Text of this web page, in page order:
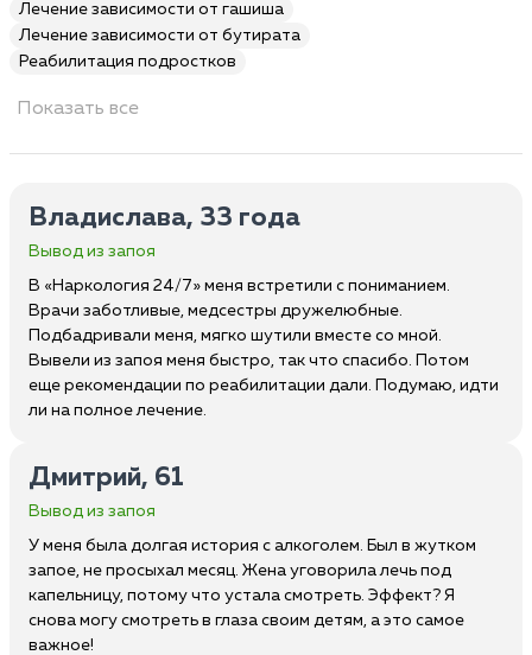
Лечение зависимости от гашиша
Лечение зависимости от бутирата
Реабилитация подростков
Показать все
Владислава, 33 года
Вывод из запоя
В «Наркология 24/7» меня встретили с пониманием.
Врачи заботливые, медсестры дружелюбные.
Подбадривали меня, мягко шутили вместе со мной.
Вывели из запоя меня быстро, так что спасибо. Потом
еще рекомендации по реабилитации дали. Подумаю, идти
ли на полное лечение.
Дмитрий, 61
Вывод из запоя
У меня была долгая история с алкоголем. Был в жутком
запое, не просыхал месяц. Жена уговорила лечь под
капельницу, потому что устала смотреть. Эффект? Я
снова могу смотреть в глаза своим детям, а это самое
важное!